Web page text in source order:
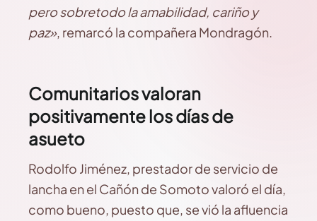
pero sobretodo la amabilidad, cariño y
paz», remarcó la compañera Mondragón.
Comunitarios valoran
positivamente los días de
asueto
Rodolfo Jiménez, prestador de servicio de
lancha en el Cañón de Somoto valoró el día,
como bueno, puesto que, se vió la afluencia